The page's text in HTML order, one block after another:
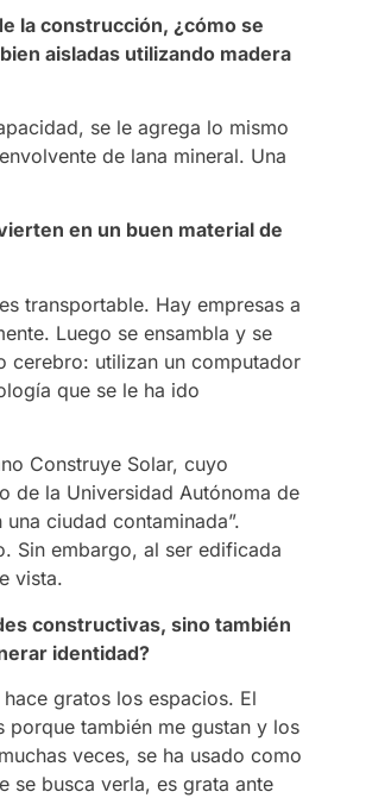
la construcción, ¿cómo se
aisladas utilizando madera
se le agrega lo mismo
de lana mineral. Una
en un buen material de
transportable. Hay empresas a
Luego se ensambla y se
cerebro: utilizan un computador
que se le ha ido
Construye Solar, cuyo
de la Universidad Autónoma de
ciudad contaminada”.
Sin embargo, al ser edificada
vista.
constructivas, sino también
identidad?
gratos los espacios. El
también me gustan y los
veces, se ha usado como
se busca verla, es grata ante